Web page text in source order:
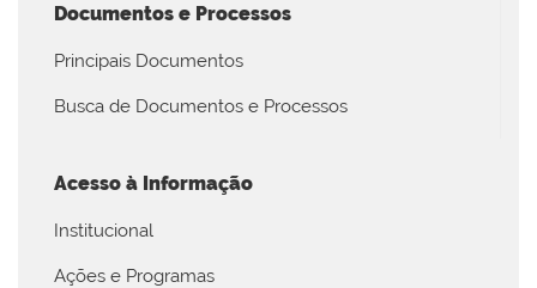
Documentos e Processos
Principais Documentos
Busca de Documentos e Processos
Acesso à Informação
Institucional
Ações e Programas